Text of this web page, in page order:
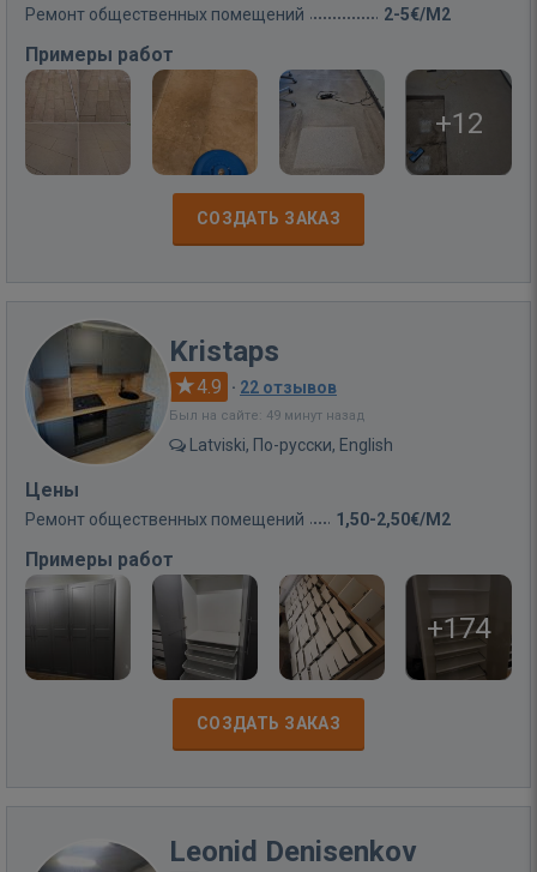
Ремонт общественных помещений 2-5€/M2
Примеры работ
+12
СОЗДАТЬ ЗАКАЗ
Kristaps
4.9 · 22 отзывов
Был на сайте: 49 минут назад
Latviski, По-русски, English
Цены
Ремонт общественных помещений 1,50-2,50€/M2
Примеры работ
+174
СОЗДАТЬ ЗАКАЗ
Leonid Denisenkov